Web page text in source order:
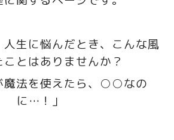
生に悩んだとき、こんな風
ことはありませんか？
魔法を使えたら、○○なの
に…！」